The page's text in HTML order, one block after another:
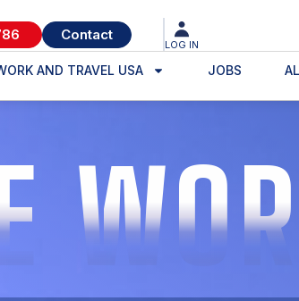
Contact
LOG IN
AND TRAVEL USA JOBS